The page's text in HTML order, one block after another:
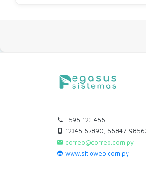
+595 123 456
12345 67890, 56847-
correo@correo.com.py
www.sitioweb.com.py